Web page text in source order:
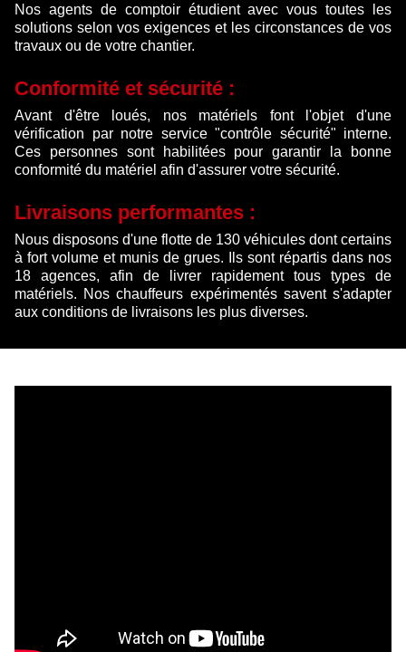
Nos agents de comptoir étudient avec vous toutes les
solutions selon vos exigences et les circonstances de vos
travaux ou de votre chantier.
Conformité et sécurité :
Avant d'être loués, nos matériels font l'objet d'une
vérification par notre service "contrôle sécurité" interne.
Ces personnes sont habilitées pour garantir la bonne
conformité du matériel afin d'assurer votre sécurité.
Livraisons performantes :
Nous disposons d'une flotte de 130 véhicules dont certains
à fort volume et munis de grues. Ils sont répartis dans nos
18 agences, afin de livrer rapidement tous types de
matériels. Nos chauffeurs expérimentés savent s'adapter
aux conditions de livraisons les plus diverses.